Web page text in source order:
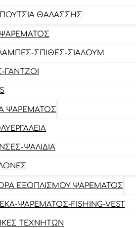
ΘΑΛΆΣΣΗΣ
ΨΑΡΈΜΑΤΟΣ
ΣΠΊΘΕΣ-ΣΊΑΛΟΥΜ
ΓΆΝΤΖΟΙ
ΨΑΡΈΜΑΤΟΣ
ΨΑΛΊΔΙΑ
ΕΞΟΠΛΙΣΜΟΎ ΨΑΡΈΜΑΤΟΣ
ΨΑΡΈΜΑΤΟΣ-FISHING-VEST
ΤΕΧΝΗΤΏΝ